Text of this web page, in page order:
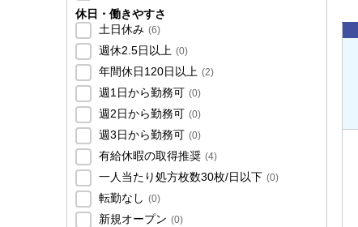
休日・働きやすさ
土日休み (6)
週休2.5日以上 (0)
年間休日120日以上 (2)
週1日から勤務可 (0)
週2日から勤務可 (0)
週3日から勤務可 (0)
有給休暇の取得推奨 (4)
一人当たり処方枚数30枚/日以下 (0)
転勤なし (0)
新規オープン (0)